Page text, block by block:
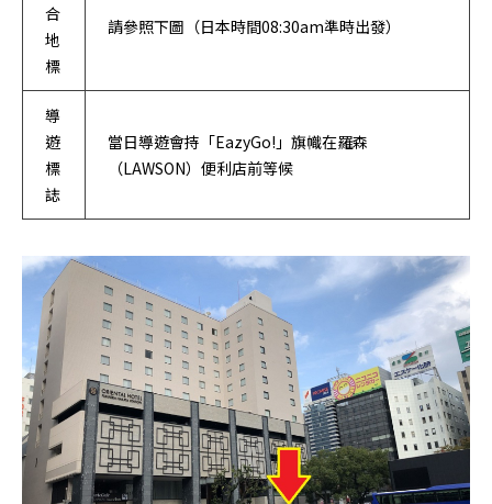
合
地
標
請參照下圖（日本時間08:30am準時出發）
導
遊
標
誌
當日導遊會持「EazyGo!」旗幟在羅森
（LAWSON）便利店前等候